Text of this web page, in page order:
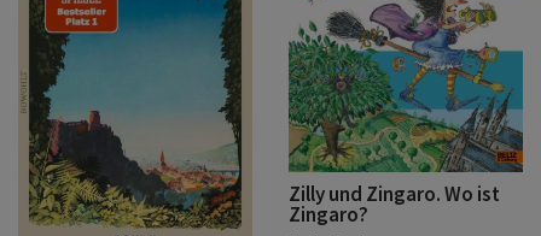
Zilly und Zingaro. Wo ist
Zingaro?